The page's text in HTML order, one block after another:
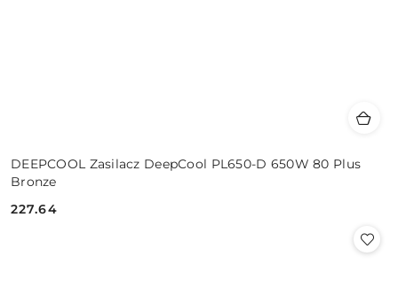
DEEPCOOL Zasilacz DeepCool PL650-D 650W 80 Plus
Bronze
Cena:
227.64